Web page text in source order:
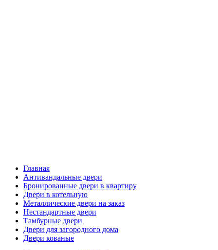
Главная
Антивандальные двери
Бронированные двери в квартиру
Двери в котельную
Металлические двери на заказ
Нестандартные двери
Тамбурные двери
Двери для загородного дома
Двери кованые